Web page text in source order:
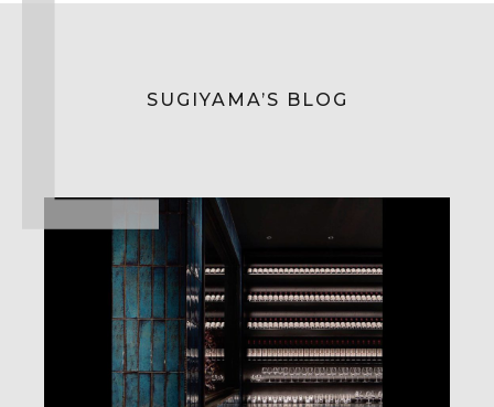
SUGIYAMA’S BLOG